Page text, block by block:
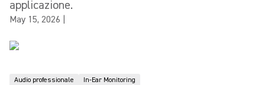
applicazione.
May 15, 2026
Audio professionale In-Ear Monitoring